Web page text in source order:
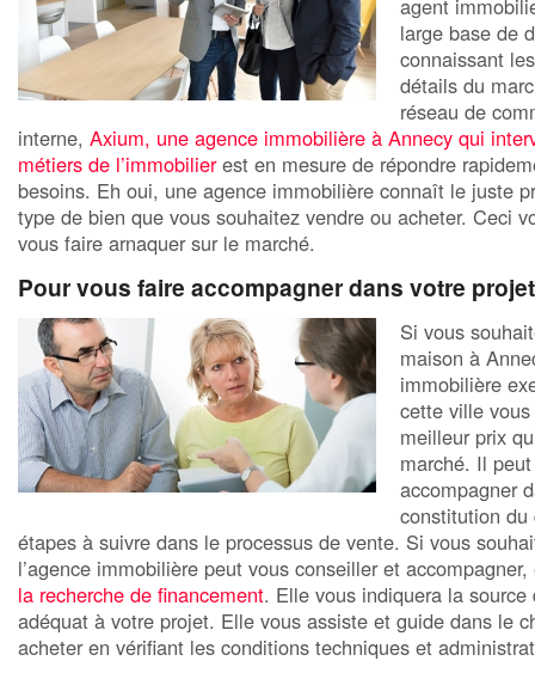
agent
large base de
connaissant
détails du
réseau de
interne, Axium, une agence immobilière à Annecy qui
métiers de l’immobilierest en mesure de répondre
besoins. Eh oui, une agence immobilière connaît le juste
type de bien que vous souhaitez vendre ou acheter. Ceci
vous faire arnaquer sur le marché.
Pour vous faire accompagner dans votre projet
Si vous
maison à
immobilière
cette ville
meilleur prix
marché. Il
accompagner
constitution
étapes à suivre dans le processus de vente. Si vous
l’agence immobilière peut vous conseiller et
la recherche de financement. Elle vous indiquera la source
adéquat à votre projet. Elle vous assiste et guide dans le
acheter en vérifiant les conditions techniques et